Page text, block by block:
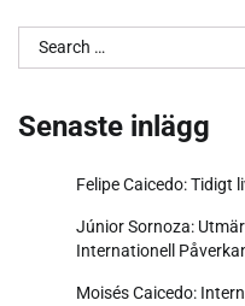
Search
for:
Senaste inlägg
Felipe Caicedo: Tidigt
Júnior Sornoza:
Internationell
Moisés Caicedo: